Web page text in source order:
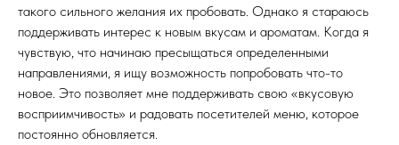
такого сильного желания их пробовать. Однако я стараюсь
поддерживать интерес к новым вкусам и ароматам. Когда я
чувствую, что начинаю пресыщаться определенными
направлениями, я ищу возможность попробовать что-то
новое. Это позволяет мне поддерживать свою «вкусовую
восприимчивость» и радовать посетителей меню, которое
постоянно обновляется.